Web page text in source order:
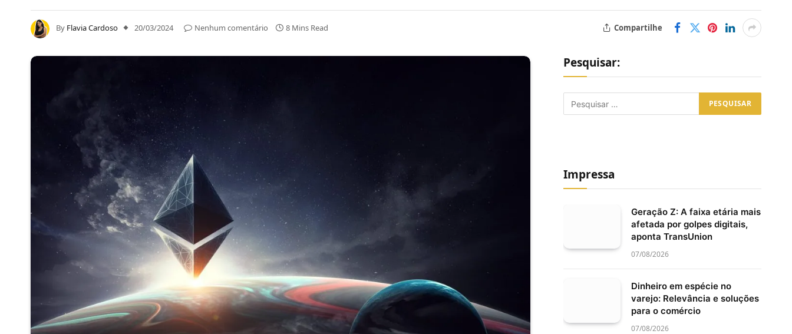
By Flavia Cardoso 20/03/2024 Nenhum comentário 8 Mins Read Compartilhe
Pesquisar:
Impressa
Geração Z: A faixa etária mais
afetada por golpes digitais,
aponta TransUnion
07/08/2026
Dinheiro em espécie no
varejo: Relevância e soluções
para o comércio
07/08/2026